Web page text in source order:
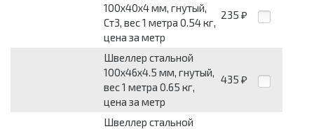
100x40x4 мм, гнутый,
Ст3, вес 1 метра 0.54 кг,
цена за метр
235 ₽
Швеллер стальной
100x46x4.5 мм, гнутый,
вес 1 метра 0.65 кг,
цена за метр
435 ₽
Швеллер стальной